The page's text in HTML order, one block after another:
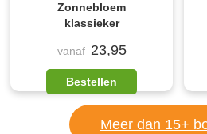
Zonnebloem
klassieker
vanaf 23,95
Bestellen
Meer dan 15+